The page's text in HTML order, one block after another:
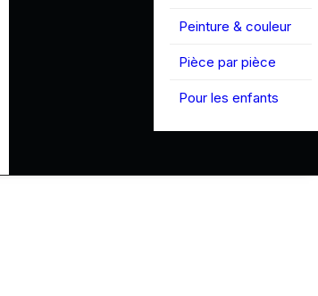
Peinture & couleur
Pièce par pièce
Pour les enfants